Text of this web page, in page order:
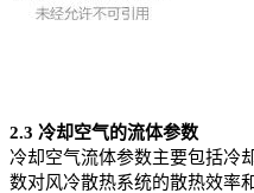
图5 冷却空
2.3 冷却空气的流体参数
冷却空气流体参数主要包括冷
数对风冷散热系统的散热效率